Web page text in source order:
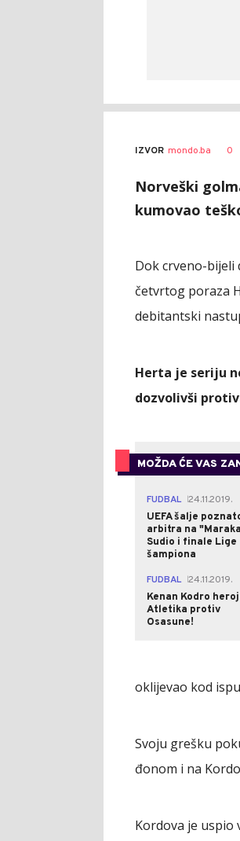
IZVOR mondo.ba 0
Norveški
kumovao
Dok crveno-bijeli
četvrtog poraza
debitantski
Herta je seriju
dozvolivši
MOŽDA ĆE VAS
FUDBAL 24.11.2019.
UEFA šalje
arbitra na
Sudio i finale Lige
šampiona
FUDBAL 24.11.2019.
Kenan Kodro heroj
Atletika protiv
Osasune!
oklijevao kod
Svoju grešku
đonom i na
Kordova je uspio